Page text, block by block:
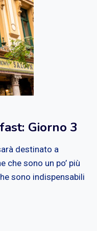
Giorno 3
destinato a
sono un po’ più
sono indispensabili